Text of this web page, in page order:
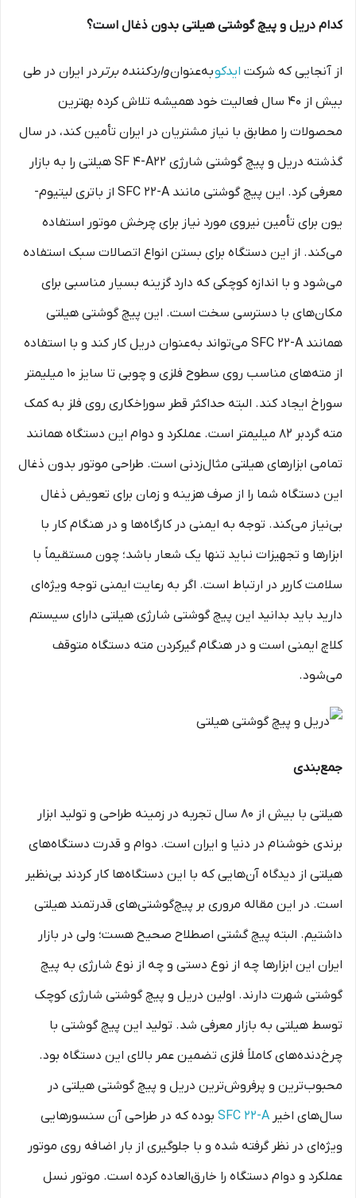
کدام دریل و پیچ گوشتی هیلتی بدون ذغال است؟
از آنجایی که شرکت ایدکوبه‌عنوانواردکننده برتر در ایران در طی
بیش از ۴۰ سال فعالیت خود همیشه تلاش کرده بهترین
محصولات را مطابق با نیاز مشتریان در ایران تأمین کند، در سال
گذشته دریل و پیچ گوشتی شارژی SF 4-A22 هیلتی را به بازار
معرفی کرد. این پیچ گوشتی مانند SFC 22-A از باتری لیتیوم-
یون برای تأمین نیروی مورد نیاز برای چرخش موتور استفاده
می‌کند. از این دستگاه برای بستن انواع اتصالات سبک استفاده
می‌شود و با اندازه کوچکی که دارد گزینه بسیار مناسبی برای
مکان‌های با دسترسی سخت است. این پیچ گوشتی هیلتی
همانند SFC 22-A می‌تواند به‌عنوان دریل کار کند و با استفاده
از مته‌های مناسب روی سطوح فلزی و چوبی تا سایز 10 میلیمتر
سوراخ ایجاد کند. البته حداکثر قطر سوراخکاری روی فلز به کمک
مته گردبر 82 میلیمتر است. عملکرد و دوام این دستگاه همانند
تمامی ابزارهای هیلتی مثال‌زدنی است. طراحی موتور بدون ذغال
این دستگاه شما را از صرف هزینه و زمان برای تعویض ذغال
بی‌نیاز می‌کند. توجه به ایمنی در کارگاه‌ها و در هنگام کار با
ابزارها و تجهیزات نباید تنها یک شعار باشد؛ چون مستقیماً با
سلامت کاربر در ارتباط است. اگر به رعایت ایمنی توجه ویژه‌ای
دارید باید بدانید این پیچ گوشتی شارژی هیلتی دارای سیستم
کلاچ ایمنی است و در هنگام گیرکردن مته دستگاه متوقف
می‌شود.
جمع‌بندی
هیلتی با بیش از 80 سال تجربه در زمینه طراحی و تولید ابزار
برندی خوشنام در دنیا و ایران است. دوام و قدرت دستگاه‌های
هیلتی از دیدگاه آن‌هایی که با این دستگاه‌ها کار کردند بی‌نظیر
است. در این مقاله مروری بر پیچ‌گوشتی‌های قدرتمند هیلتی
داشتیم. البته پیچ گشتی اصطلاح صحیح هست؛ ولی در بازار
ایران این ابزارها چه از نوع دستی و چه از نوع شارژی به پیچ
گوشتی شهرت دارند. اولین دریل و پیچ گوشتی شارژی کوچک
توسط هیلتی به بازار معرفی شد. تولید این پیچ گوشتی با
چرخ‌دنده‌های کاملاً فلزی تضمین عمر بالای این دستگاه بود.
محبوب‌ترین و پرفروش‌ترین دریل و پیچ گوشتی هیلتی در
سال‌های اخیر SFC 22-A بوده که در طراحی آن سنسورهایی
ویژه‌ای در نظر گرفته شده و با جلوگیری از بار اضافه روی موتور
عملکرد و دوام دستگاه را خارق‌العاده کرده است. موتور نسل